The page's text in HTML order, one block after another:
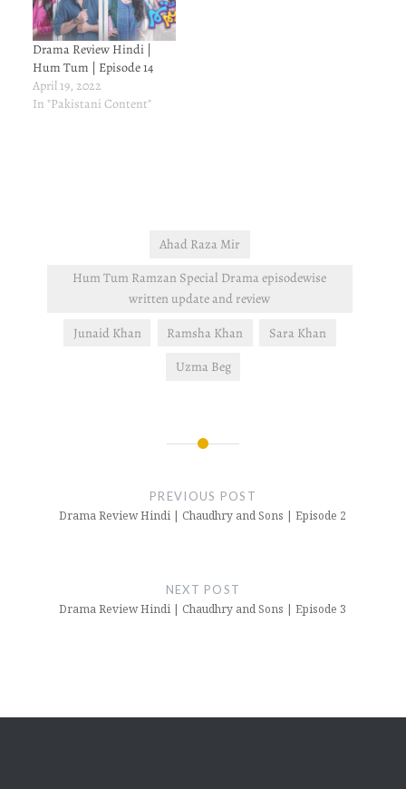
Drama Review Hindi |
Hum Tum | Episode 14
April 19, 2022
In "Pakistani Content"
Ahad Raza Mir
Hum Tum Ramzan Special Drama episodewise
written update and review
Junaid Khan
Ramsha Khan
Sara Khan
Uzma Beg
PREVIOUS POST
Drama Review Hindi | Chaudhry and Sons | Episode 2
NEXT POST
Drama Review Hindi | Chaudhry and Sons | Episode 3